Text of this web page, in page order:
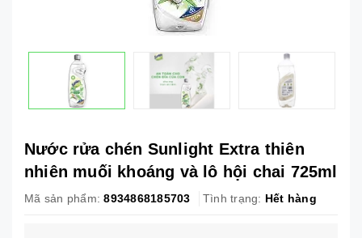
Nước rửa chén Sunlight Extra thiên
nhiên muối khoáng và lô hội chai 725ml
Mã sản phẩm: 8934868185703 Tình trạng: Hết hàng